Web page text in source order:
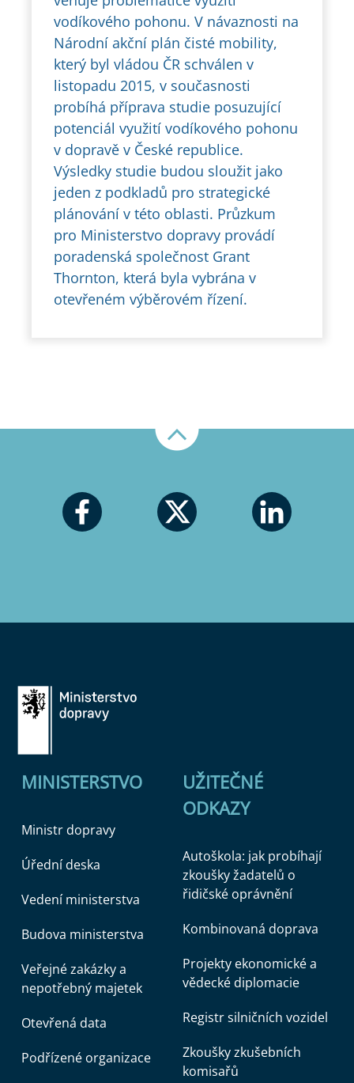
vodíkového pohonu. V návaznosti na
Národní akční plán čisté mobility,
který byl vládou ČR schválen v
listopadu 2015, v současnosti
probíhá příprava studie posuzující
potenciál využití vodíkového pohonu
v dopravě v České republice.
Výsledky studie budou sloužit jako
jeden z podkladů pro strategické
plánování v této oblasti. Průzkum
pro Ministerstvo dopravy provádí
poradenská společnost Grant
Thornton, která byla vybrána v
otevřeném výběrovém řízení.
MINISTERSTVO
Ministr dopravy
Úřední deska
Vedení ministerstva
Budova ministerstva
Veřejné zakázky a
nepotřebný majetek
Otevřená data
Podřízené organizace
UŽITEČNÉ
ODKAZY
Autoškola: jak probíhají
zkoušky žadatelů o
řidičské oprávnění
Kombinovaná doprava
Projekty ekonomické a
vědecké diplomacie
Registr silničních vozidel
Zkoušky zkušebních
komisařů